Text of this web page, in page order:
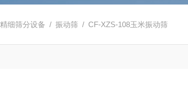
精细筛分设备 /振动筛 / CF-XZS-108玉米振动筛